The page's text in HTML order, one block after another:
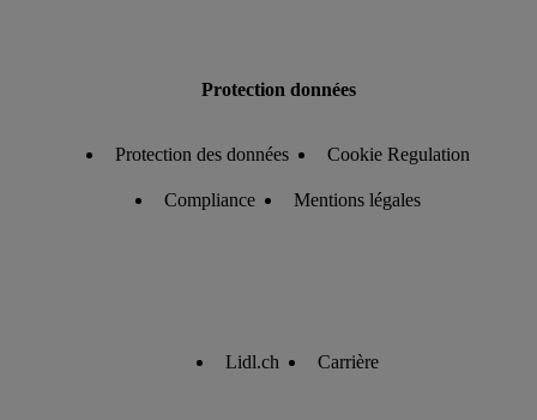
Protection données
Protection des données Cookie Regulation
Compliance Mentions légales
Lidl.ch Carrière